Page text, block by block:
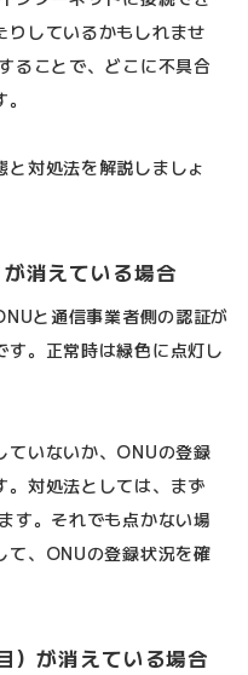
りしているかもしれませ
ることで、どこに不具合
と対処法を解説しましょ
消えている場合
と通信事業者側の認証が
す。正常時は緑色に点灯し
ていないか、ONUの登録
。対処法としては、まず
す。それでも点かない場
て、ONUの登録状況を確
）が消えている場合